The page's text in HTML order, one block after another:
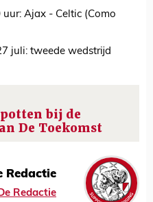
Ajax - Celtic (Como
juli: tweede wedstrijd
bij de
De Toekomst
Redactie
Redactie